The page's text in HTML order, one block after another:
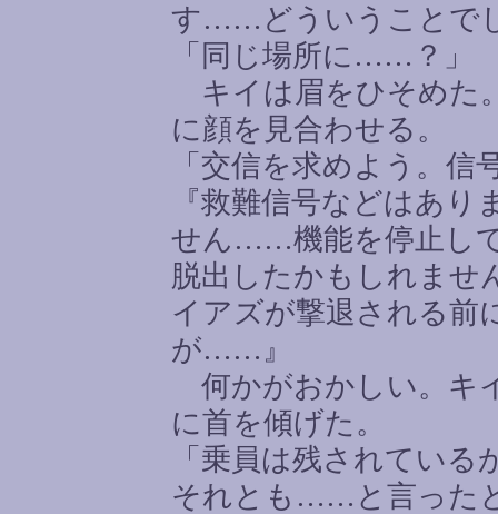
す …… どういうことで
「同じ場所に …… ？」
キイは眉をひそめた
に顔を見合わせる。
「交信を求めよう。信
『救難信号などはあ
せん ……機能を停止し
脱出したかもしれませ
イアズが撃退される前
が…… 』
何かがおかしい。キ
に首を傾げた。
「乗員は残されてい
それとも …… と言った